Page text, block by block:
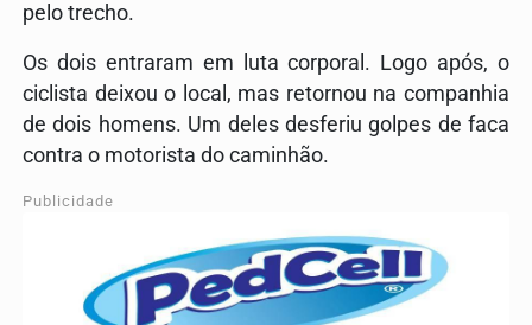
pelo trecho.
Os dois entraram em luta corporal. Logo após, o
ciclista deixou o local, mas retornou na companhia
de dois homens. Um deles desferiu golpes de faca
contra o motorista do caminhão.
Publicidade